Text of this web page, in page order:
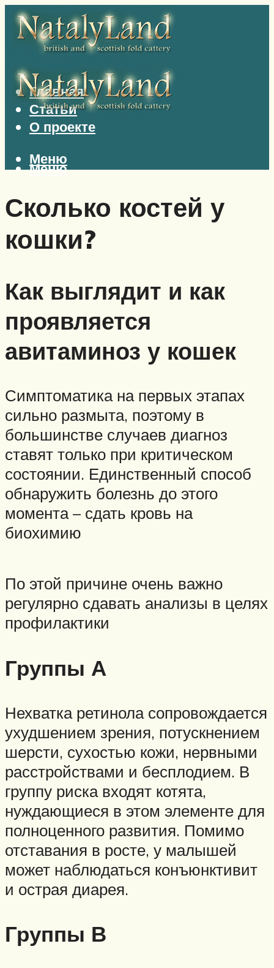
Главная
Статьи
О проекте
Меню
Меню
Сколько костей у
кошки?
Как выглядит и как
проявляется
авитаминоз у кошек
Симптоматика на первых этапах
сильно размыта, поэтому в
большинстве случаев диагноз
ставят только при критическом
состоянии. Единственный способ
обнаружить болезнь до этого
момента – сдать кровь на
биохимию
По этой причине очень важно
регулярно сдавать анализы в целях
профилактики
Группы А
Нехватка ретинола сопровождается
ухудшением зрения, потускнением
шерсти, сухостью кожи, нервными
расстройствами и бесплодием. В
группу риска входят котята,
нуждающиеся в этом элементе для
полноценного развития. Помимо
отставания в росте, у малышей
может наблюдаться конъюнктивит
и острая диарея.
Группы В